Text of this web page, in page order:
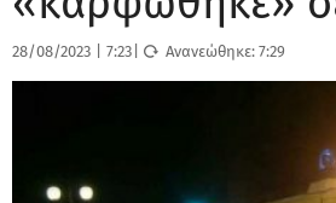
28/08/2023 7:23 Ανανεώθηκε:7:29